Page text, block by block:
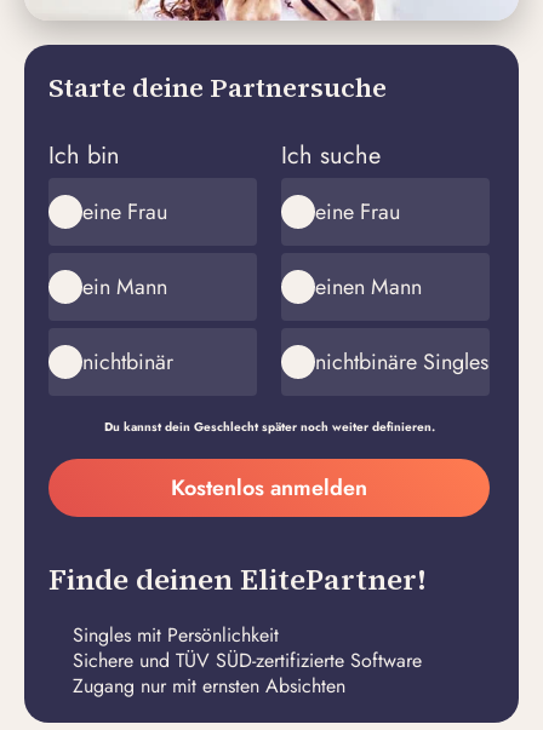
Starte deine Partnersuche
Ich bin
eine Frau
ein Mann
nichtbinär
Ich suche
eine Frau
einen Mann
nichtbinäre Singles
Du kannst dein Geschlecht später noch weiter definieren.
Meine
E-
Adresse
erstellen
Kostenlos anmelden
Finde deinen ElitePartner!
Singles mit Persönlichkeit
Sichere und TÜV SÜD-zertifizierte Software
Zugang nur mit ernsten Absichten